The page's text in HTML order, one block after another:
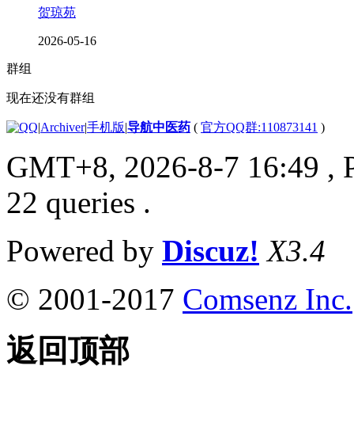
贺琼苑
2026-05-16
群组
现在还没有群组
|Archiver|手机版|导航中医药 ( 官方QQ群:110873141 )
GMT+8, 2026-8-7 16:49 ,
22 queries .
Powered by Discuz! X3.4
© 2001-2017 Comsenz Inc.
返回顶部